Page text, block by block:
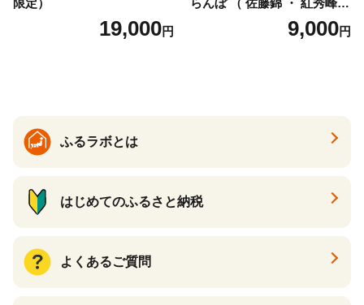
19,000円
） ご家庭用 M以上 700g 【20
26年6月下旬から7月上旬発
9,000円
ふるラボとは
はじめてのふるさと納税
よくあるご質問